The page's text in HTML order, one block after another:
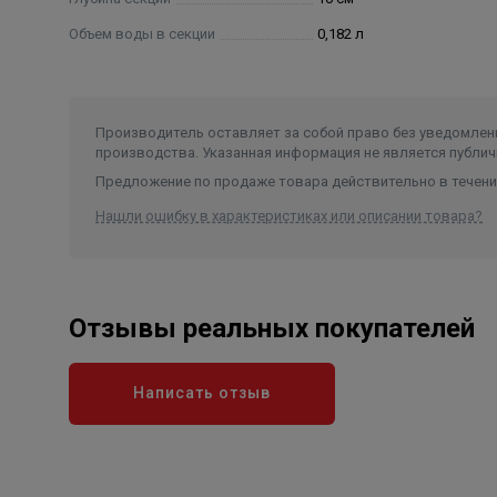
Полностью стальной коллектор нового поколения
Дополнительное оребрение на вертикальном
Oxsilan R 9807 – новое поколение экологически
Нанесение экологически чистых нано-красок
гарантирует стойкость к механическим
Объем воды в секции 0,182 л
Производитель оставляет за собой право без
производства. Указанная информация не является
Предложение по продаже товара действительно в
Нашли ошибку в характеристиках или описании товара?
Отзывы реальных покупателей
Написать отзыв